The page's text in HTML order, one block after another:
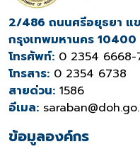
2/486 ถนนศรีอยุธยา แ
กรุงเทพมหานคร 10400
โทรศัพท์: 0 2354
โทรสาร: 0 2354 6738
สายด่วน: 1586
อีเมล:
ข้อมูลองค์กร